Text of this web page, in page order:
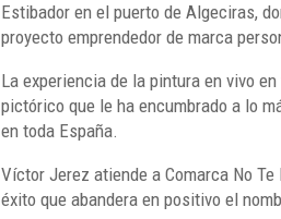
Estibador en el puerto de Algeciras,
proyecto emprendedor de marca
La experiencia de la pintura en vivo
pictórico que le ha encumbrado a lo
en toda España.
Víctor Jerez atiende a Comarca No
éxito que abandera en positivo el